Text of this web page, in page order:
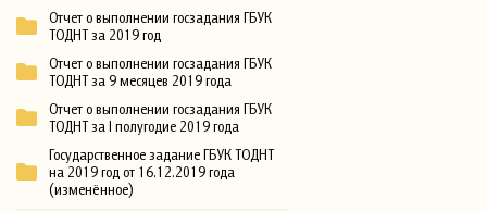
Отчет о выполнении госзадания ГБУК
ТОДНТ за 2019 год
Отчет о выполнении госзадания ГБУК
ТОДНТ за 9 месяцев 2019 года
Отчет о выполнении госзадания ГБУК
ТОДНТ за I полугодие 2019 года
Государственное задание ГБУК ТОДНТ
на 2019 год от 16.12.2019 года
(изменённое)